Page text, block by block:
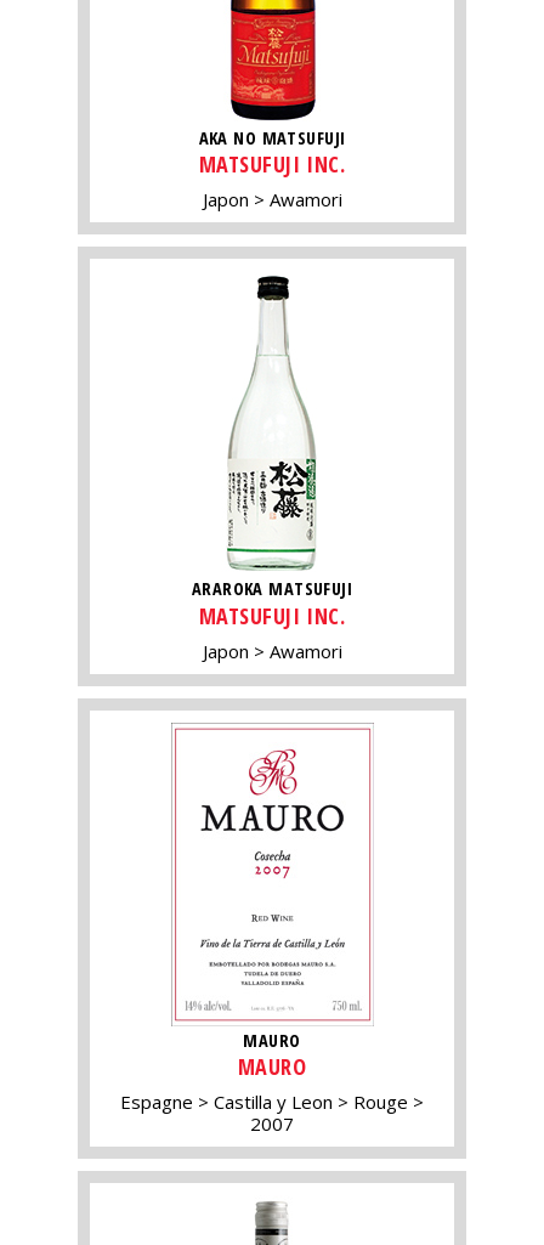
AKA NO MATSUFUJI
MATSUFUJI INC.
Japon Awamori
ARAROKA MATSUFUJI
MATSUFUJI INC.
Japon Awamori
MAURO
MAURO
Espagne Castilla y Leon
Rouge
2007